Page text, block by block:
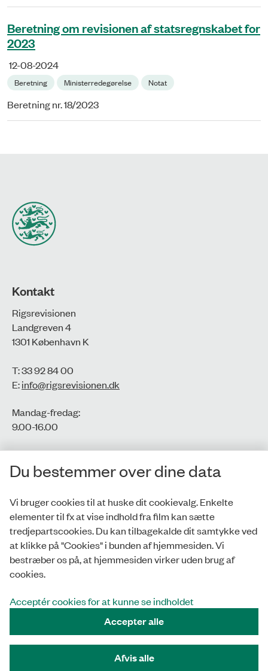
Beretning om revisionen af statsregnskabet for
2023
12-08-2024
Beretning Ministerredegørelse Notat
Beretning nr. 18/2023
Kontakt
Rigsrevisionen
Landgreven 4
1301 København K
T: 33 92 84 00
E:info@rigsrevisionen.dk
Mandag-fredag:
9.00-16.00​
CVR-nr.: 77806113
EAN-nr.: 5798000016002
Privatlivspolitik
Whistleblowerordning
Tilgængelighedserklæring
Tilmeld nyhedsbrev
Du bestemmer over dine data
Vi bruger cookies til at huske dit cookievalg. Enkelte
elementer til fx at vise indhold fra film kan sætte
tredjepartscookies. Du kan tilbagekalde dit samtykke ved
at klikke på "Cookies" i bunden af hjemmesiden. Vi
bestræber os på, at hjemmesiden virker uden brug af
cookies.
Acceptér cookies for at kunne se indholdet
Accepter alle
Afvis alle